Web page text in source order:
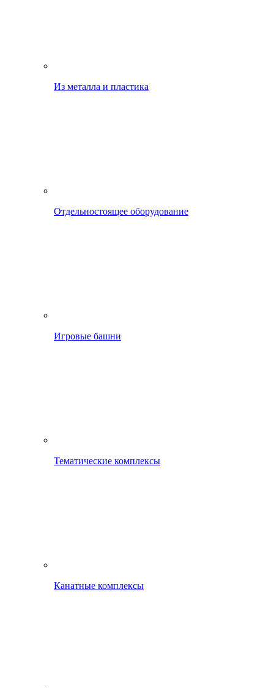
Из металла и пластика
Отдельностоящее оборудование
Игровые башни
Тематические комплексы
Канатные комплексы